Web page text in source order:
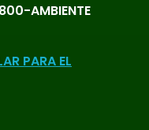
AMBIENTE
PARA EL